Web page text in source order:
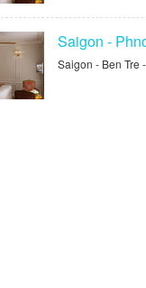
Saigon -
Saigon - Ben Tre